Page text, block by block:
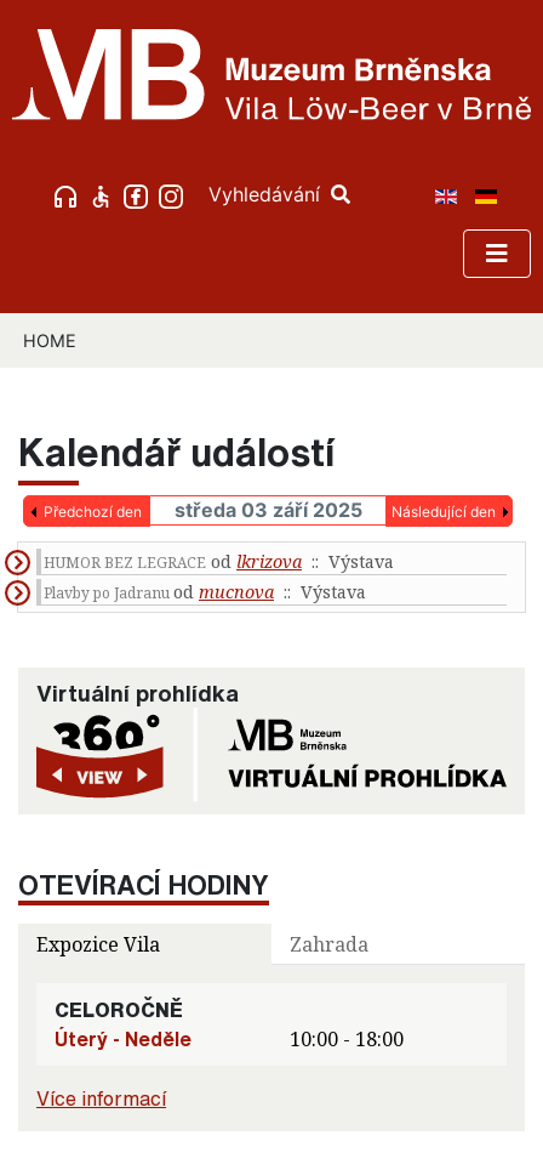
Vyhledávání
HOME
Kalendář událostí
Předchozí den středa 03 září 2025 Následující den
HUMOR BEZ LEGRACE od lkrizova :: Výstava
Plavby po Jadranuod mucnova :: Výstava
Virtuální prohlídka
OTEVÍRACÍ HODINY
Expozice Vila Zahrada
CELOROČNĚ
Úterý - Neděle
10:00 - 18:00
Více informací